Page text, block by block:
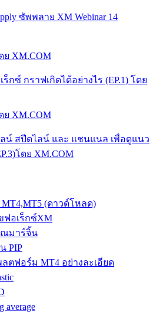
ซัพพลาย XM Webinar 14
ย XM.COM
กซ์ กราฟเกิดได้อย่างไร (EP.1) โดย
ย XM.COM
ลน์ สปีดไลน์ และ แชนแนล เพื่อดูแนว
โดย XM.COM
(ดาวด์โหลด)
ฟอเร็กซ์XM
ณมาร์จิ้น
PIP
ตฟอร์ม MT4 อย่างละเอียด
average